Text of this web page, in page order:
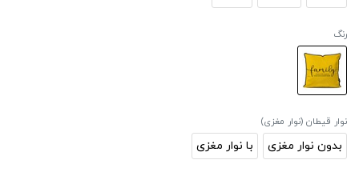
رنگ
نوار قیطان (نوار مغزی)
بدون نوار مغزی با نوار مغزی